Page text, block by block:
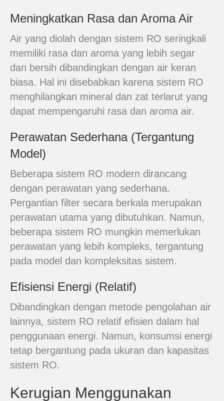
Meningkatkan Rasa dan Aroma Air
Air yang diolah dengan sistem RO seringkali
memiliki rasa dan aroma yang lebih segar
dan bersih dibandingkan dengan air keran
biasa. Hal ini disebabkan karena sistem RO
menghilangkan mineral dan zat terlarut yang
dapat mempengaruhi rasa dan aroma air.
Perawatan Sederhana (Tergantung
Model)
Beberapa sistem RO modern dirancang
dengan perawatan yang sederhana.
Pergantian filter secara berkala merupakan
perawatan utama yang dibutuhkan. Namun,
beberapa sistem RO mungkin memerlukan
perawatan yang lebih kompleks, tergantung
pada model dan kompleksitas sistem.
Efisiensi Energi (Relatif)
Dibandingkan dengan metode pengolahan air
lainnya, sistem RO relatif efisien dalam hal
penggunaan energi. Namun, konsumsi energi
tetap bergantung pada ukuran dan kapasitas
sistem RO.
Kerugian Menggunakan